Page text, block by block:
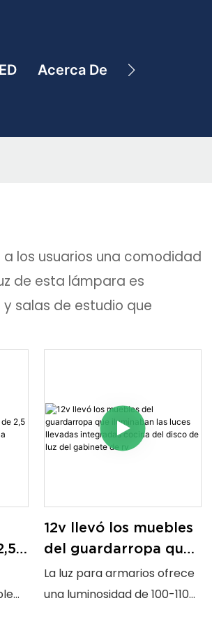
Acerca De Contacto
los usuarios una comodidad
de esta lámpara es
salas de estudio que
12v llevó los muebles
del guardarropa que
iluminaban las luces
llevadas integradas
La luz para armarios ofrece
una luminosidad de 100-110